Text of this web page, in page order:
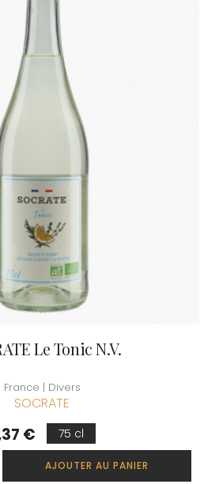
Le Tonic N.V.
France | Divers
SOCRATE
€ 75 cl
AJOUTER AU PANIER